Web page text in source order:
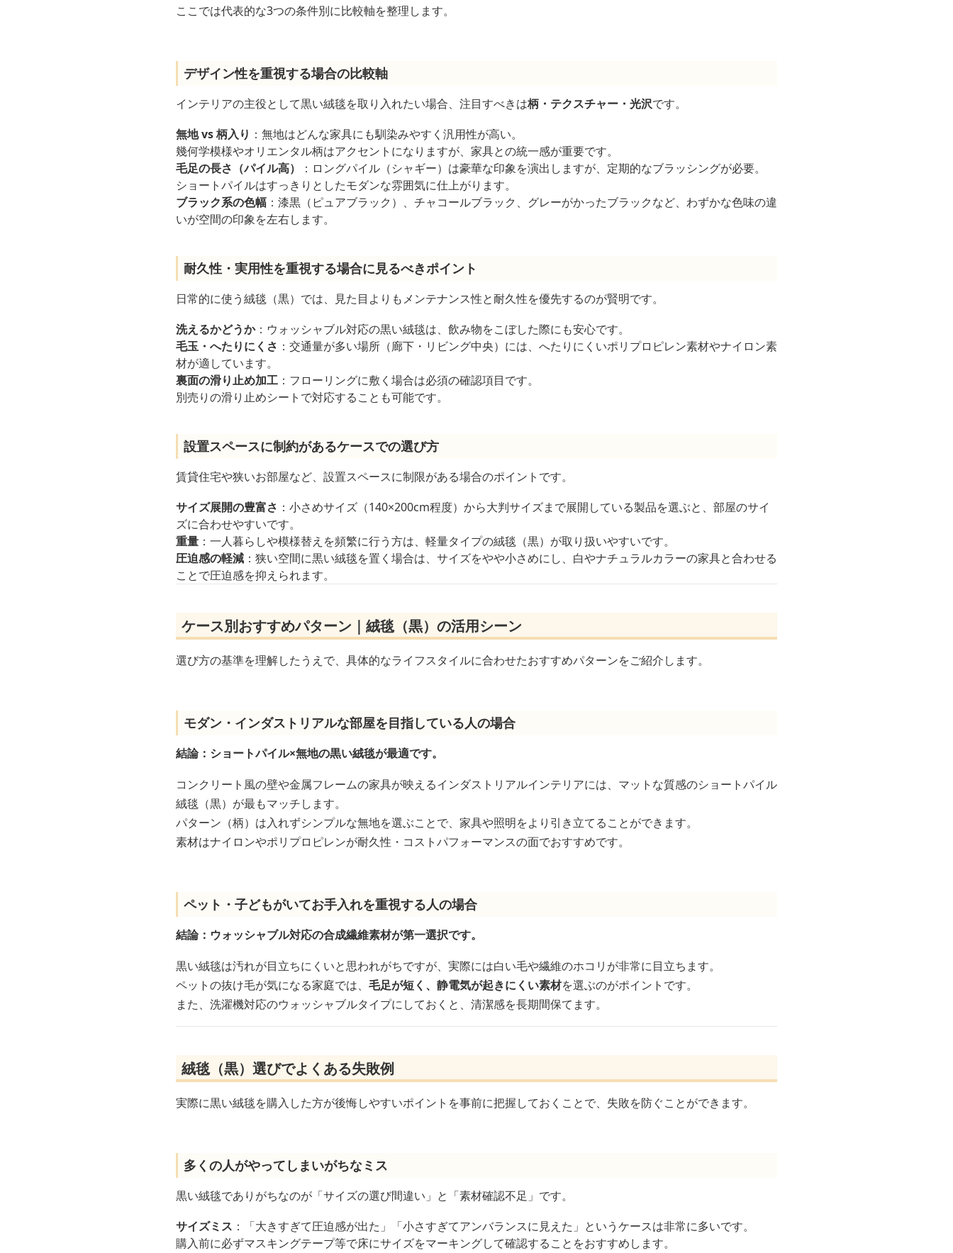
ここでは代表的な3つの条件別に比較軸を整理します。
デザイン性を重視する場合の比較軸
インテリアの主役として黒い絨毯を取り入れたい場合、注目すべきは柄・テクスチャー・光沢です。
無地 vs 柄入り ：無地はどんな家具にも馴染みやすく汎用性が高い。
幾何学模様やオリエンタル柄はアクセントになりますが、家具との統一感が重要です。
毛足の長さ（パイル高）
：ロングパイル（シャギー）は豪華な印象を演出しますが、定期的なブラッシングが必要。
ショートパイルはすっきりとしたモダンな雰囲気に仕上がります。
ブラック系の色幅 ：漆黒（ピュアブラック）、チャコールブラック、グレーがかったブラックなど、わずかな色味の違
いが空間の印象を左右します。
耐久性・実用性を重視する場合に見るべきポイント
日常的に使う絨毯（黒）では、見た目よりもメンテナンス性と耐久性を優先するのが賢明です。
洗えるかどうか：ウォッシャブル対応の黒い絨毯は、飲み物をこぼした際にも安心です。
毛玉・へたりにくさ ：交通量が多い場所（廊下・リビング中央）には、へたりにくいポリプロピレン素材やナイロン素
材が適しています。
裏面の滑り止め加工 ：フローリングに敷く場合は必須の確認項目です。
別売りの滑り止めシートで対応することも可能です。
設置スペースに制約があるケースでの選び方
賃貸住宅や狭いお部屋など、設置スペースに制限がある場合のポイントです。
サイズ展開の豊富さ ：小さめサイズ（140×200cm程度）から大判サイズまで展開している製品を選ぶと、部屋のサイ
ズに合わせやすいです。
重量 ：一人暮らしや模様替えを頻繁に行う方は、軽量タイプの絨毯（黒）が取り扱いやすいです。
圧迫感の軽減 ：狭い空間に黒い絨毯を置く場合は、サイズをやや小さめにし、白やナチュラルカラーの家具と合わせる
ことで圧迫感を抑えられます。
ケース別おすすめパターン｜絨毯（黒）の活用シーン
選び方の基準を理解したうえで、具体的なライフスタイルに合わせたおすすめパターンをご紹介します。
モダン・インダストリアルな部屋を目指している人の場合
結論：ショートパイル×無地の黒い絨毯が最適です。
コンクリート風の壁や金属フレームの家具が映えるインダストリアルインテリアには、マットな質感のショートパイル
絨毯（黒）が最もマッチします。
パターン（柄）は入れずシンプルな無地を選ぶことで、家具や照明をより引き立てることができます。
素材はナイロンやポリプロピレンが耐久性・コストパフォーマンスの面でおすすめです。
ペット・子どもがいてお手入れを重視する人の場合
結論：ウォッシャブル対応の合成繊維素材が第一選択です。
黒い絨毯は汚れが目立ちにくいと思われがちですが、実際には白い毛や繊維のホコリが非常に目立ちます。
ペットの抜け毛が気になる家庭では、 毛足が短く、静電気が起きにくい素材を選ぶのがポイントです。
また、洗濯機対応のウォッシャブルタイプにしておくと、清潔感を長期間保てます。
絨毯（黒）選びでよくある失敗例
実際に黒い絨毯を購入した方が後悔しやすいポイントを事前に把握しておくことで、失敗を防ぐことができます。
多くの人がやってしまいがちなミス
黒い絨毯でありがちなのが「サイズの選び間違い」と「素材確認不足」です。
サイズミス ：「大きすぎて圧迫感が出た」「小さすぎてアンバランスに見えた」というケースは非常に多いです。
購入前に必ずマスキングテープ等で床にサイズをマーキングして確認することをおすすめします。